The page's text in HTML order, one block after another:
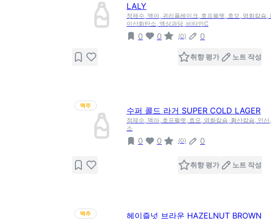
LALY
정제수, 맥아, 귀리플레이크, 호프펠렛, 효모, 염화칼슘,
이산화탄소, 액상과당, 비타민C
0 0 (0) 0
취향 평가 노트 작성
맥주
수퍼 콜드 라거 SUPER COLD LAGER
정제수, 맥아, 호프펠렛, 효모, 염화칼슘, 황산칼슘, 인
소
0 0 (0) 0
취향 평가 노트 작성
맥주 헤이즐넛 브라운 HAZELNUT BROWN